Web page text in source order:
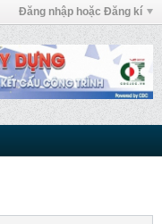
Đăng nhập hoặc Đăng kí